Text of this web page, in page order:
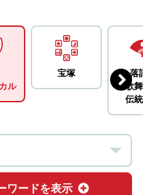
ル
宝塚
落
歌
伝
ワードを表示